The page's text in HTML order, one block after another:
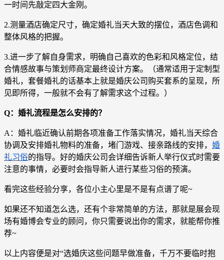
一时间先敲定四大金刚。
2.测量酒店确定尺寸，确定婚礼当天大致的摆位，酒店色调和
整体风格的把握。
3.进一步了解自身需求，明确自己喜欢的色彩和风格定位，结
合情感故事与策划师商定最终设计方案。（通常适用于定制型
婚礼，套餐婚礼的话基本上就是婚庆公司购买套系的呈现，所
见即所得，一般就不会有了解需求这个过程。）
Q：婚礼流程是怎么安排的？
A：婚礼临近确认前期各项准备工作落实情况，婚礼当天综合
协调及安排婚礼物料的准备，堵门游戏、接亲路线的安排， 婚
礼习俗的指导。好的婚庆公司会详细告诉新人举行仪式时需要
注意的事情，必要时会指导新人进行某些习俗的预演。
看完这些经验分享，各位小主心里是不是有点谱了呢~
如果还不知道怎么选，还有个非常简单的方法，那就是展会现
场有婚博会专业的顾问，你只需要说出你的需求，就能帮你推
荐~
以上内容便是对“选婚庆这些问题早做准备，千万不要临时抱